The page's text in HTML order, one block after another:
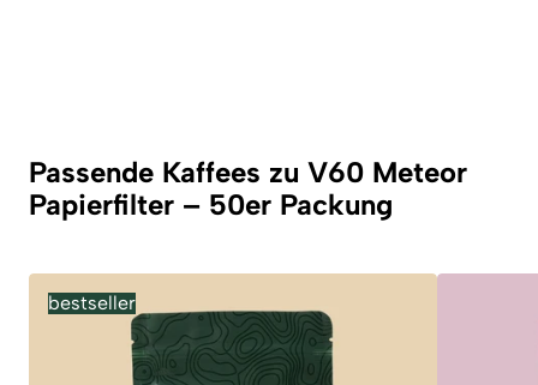
Passende Kaffees zu V60 Meteor
Papierfilter – 50er Packung
bestseller